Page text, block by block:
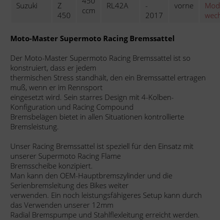
Suzuki
Z
450
ccm
RL42A
-
2017
vorne
Moto-Master Supermoto Racing Bremssattel
Der Moto-Master Supermoto Racing Bremssattel ist so
konstruiert, dass er jedem
thermischen Stress standhält, den ein Bremssattel ertragen
muß, wenn er im Rennsport
eingesetzt wird. Sein starres Design mit 4-Kolben-
Konfiguration und Racing Compound
Bremsbelägen bietet in allen Situationen kontrollierte
Bremsleistung.
Unser Racing Bremssattel ist speziell für den Einsatz mit
unserer Supermoto Racing Flame
Bremsscheibe konzipiert.
Man kann den OEM-Hauptbremszylinder und die
Serienbremsleitung des Bikes weiter
verwenden. Ein noch leistungsfähigeres Setup kann durch
das Verwenden unserer 12mm
Radial Bremspumpe und Stahlflexleitung erreicht werden.